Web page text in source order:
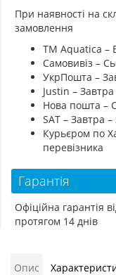
При наявності на
замовлення
ТМ Aquatica
Самовивіз –
УкрПошта –
Justin –
Нова пошта –
SAT – Завтра
Курьєром по
перевізника
Гарантія
Офіційна гарантія
протягом 14 днів
Опис